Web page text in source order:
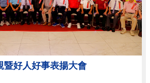
暨好人好事表揚大會